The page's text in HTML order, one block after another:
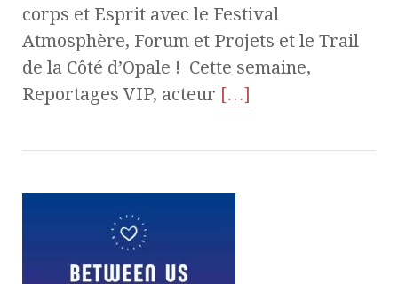
corps et Esprit avec le Festival
Atmosphère, Forum et Projets et le Trail
de la Côté d’Opale ! Cette semaine,
Reportages VIP, acteur […]